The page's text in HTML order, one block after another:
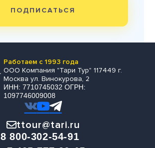
ПОДПИСАТЬСЯ
Работаем с 1993 года
ООО Компания "Тари Тур" 117449 г.
Москва ул. Винокурова, 2
ИНН: 7710745032 ОГРН:
1097746009008
ttour@tari.ru
8 800-302-54-91